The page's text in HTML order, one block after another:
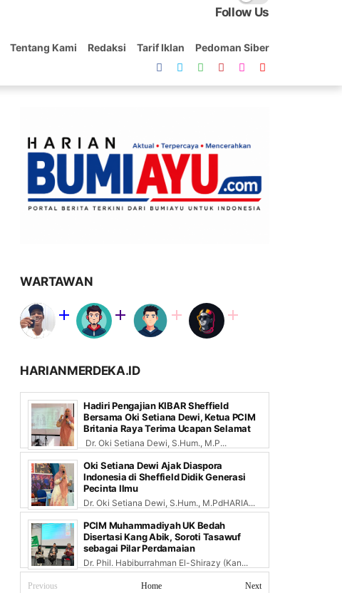
Follow Us
Tentang Kami Redaksi Tarif Iklan Pedoman Siber
WARTAWAN
HARIANMERDEKA.ID
Hadiri Pengajian KIBAR Sheffield
Bersama Oki Setiana Dewi, Ketua PCIM
Britania Raya Terima Ucapan Selamat
Dr. Oki Setiana Dewi, S.Hum., M.P...
Oki Setiana Dewi Ajak Diaspora
Indonesia di Sheffield Didik Generasi
Pecinta Ilmu
Dr. Oki Setiana Dewi, S.Hum., M.PdHARIA...
PCIM Muhammadiyah UK Bedah
Disertasi Kang Abik, Soroti Tasawuf
sebagai Pilar Perdamaian
Dr. Phil. Habiburrahman El-Shirazy (Kan...
Previous Next
Home